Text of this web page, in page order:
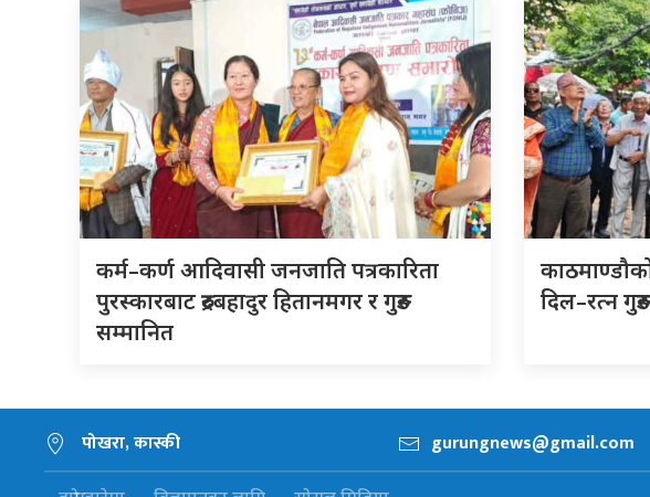
कर्म–कर्ण आदिवासी जनजाति पत्रकारिता
पुरस्कारबाट रुद्रबहादुर हितानमगर र गुरुङ
सम्मानित
दिल–रत्न
पोखरा, कास्की gurungnews@gmail.com